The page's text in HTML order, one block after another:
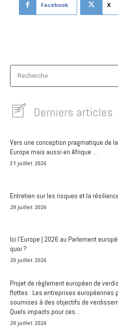
Facebook X
Recherche
Derniers articles
Vers une conception pragmatique de
Europe mais aussi en Afrique …
31 juillet 2026
Entretien sur les risques et la
29 juillet 2026
Ici l’Europe | 2026 au Parlement
quoi ?
20 juillet 2026
Projet de règlement européen de
flottes : Les entreprises européennes
soumises à des objectifs de
Quels impacts pour ces...
20 juillet 2026